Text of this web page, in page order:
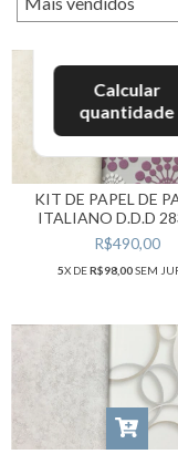
O PRODUTO NÃO
Calcular
quantidade
KIT DE PAPEL DE
ITALIANO D.D.D
28323
R$490,00
5X DER$98,00SEM